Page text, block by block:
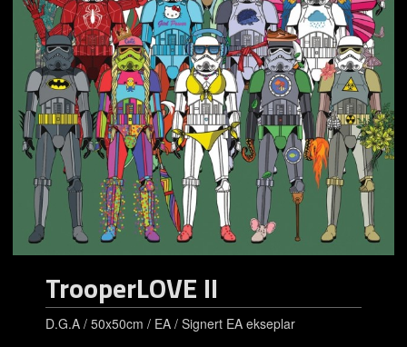
TrooperLOVE II
D.G.A / 50x50cm / EA / Signert EA ekseplar